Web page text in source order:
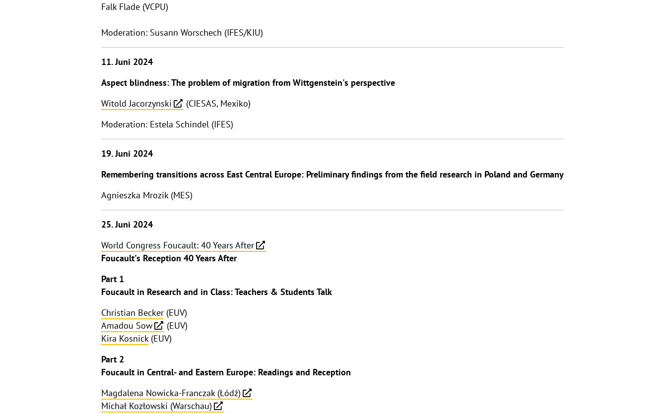
Falk Flade (VCPU)
Moderation: Susann Worschech (IFES/KIU)
11. Juni 2024
Aspect blindness: The problem of migration from Wittgenstein's perspective
Witold Jacorzynski
(CIESAS, Mexiko)
Moderation: Estela Schindel (IFES)
19. Juni 2024
Remembering transitions across East Central Europe: Preliminary findings from the field research in Poland and Germany
Agnieszka Mrozik (MES)
25. Juni 2024
World Congress Foucault: 40 Years After
Foucault's Reception 40 Years After
Part 1
Foucault in Research and in Class: Teachers & Students Talk
Christian Becker (EUV)
Amadou Sow
(EUV)
Kira Kosnick(EUV)
Part 2
Foucault in Central- and Eastern Europe: Readings and Reception
Magdalena Nowicka-Franczak (Łódź)
Michał Kozłowski (Warschau)